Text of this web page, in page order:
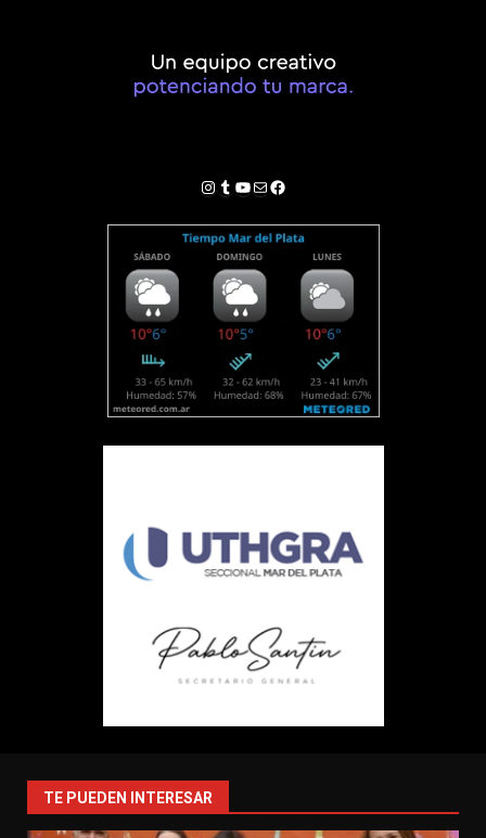
Instagram
Tumblr
YouTube
Correo electrónico
Facebook
TE PUEDEN INTERESAR